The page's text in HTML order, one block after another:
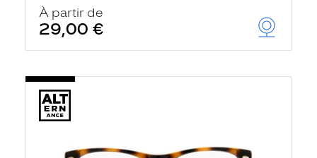
À partir de
29,00 €